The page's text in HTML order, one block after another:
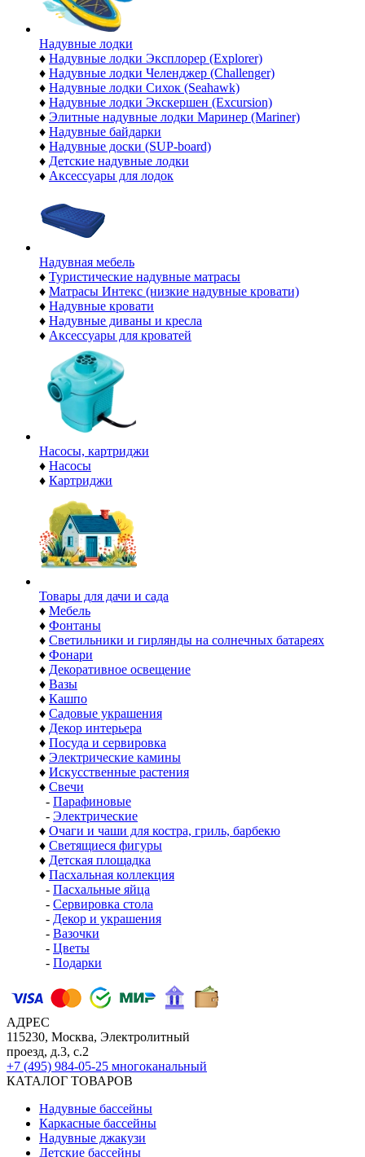
Надувные лодки
♦ Надувные лодки Эксплорер (Explorer)
♦ Надувные лодки Челенджер (Challenger)
♦ Надувные лодки Сихок (Seahawk)
♦ Надувные лодки Экскершен (Excursion)
♦ Элитные надувные лодки Маринер (Mariner)
♦ Надувные байдарки
♦ Надувные доски (SUP-board)
♦ Детские надувные лодки
♦ Аксессуары для лодок
Надувная мебель
♦ Туристические надувные матрасы
♦ Матрасы Интекс (низкие надувные кровати)
♦ Надувные кровати
♦ Надувные диваны и кресла
♦ Аксессуары для кроватей
Насосы, картриджи
♦ Насосы
♦ Картриджи
Товары для дачи и сада
♦ Мебель
♦ Фонтаны
♦ Светильники и гирлянды на солнечных батареях
♦ Фонари
♦ Декоративное освещение
♦ Вазы
♦ Кашпо
♦ Садовые украшения
♦ Декор интерьера
♦ Посуда и сервировка
♦ Электрические камины
♦ Искусственные растения
♦ Свечи
- Парафиновые
- Электрические
♦ Очаги и чаши для костра, гриль, барбекю
♦ Светящиеся фигуры
♦ Детская площадка
♦ Пасхальная коллекция
- Пасхальные яйца
- Сервировка стола
- Декор и украшения
- Вазочки
- Цветы
- Подарки
АДРЕС
115230, Москва, Электролитный
проезд, д.3, с.2
+7 (495) 984-05-25 многоканальный
КАТАЛОГ ТОВАРОВ
Надувные бассейны
Каркасные бассейны
Надувные джакузи
Детские бассейны